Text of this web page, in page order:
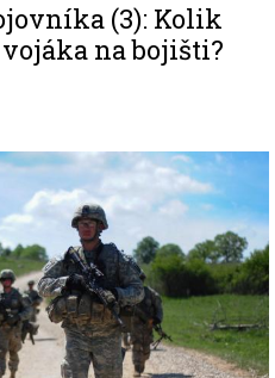
(3): Kolik
na bojišti?